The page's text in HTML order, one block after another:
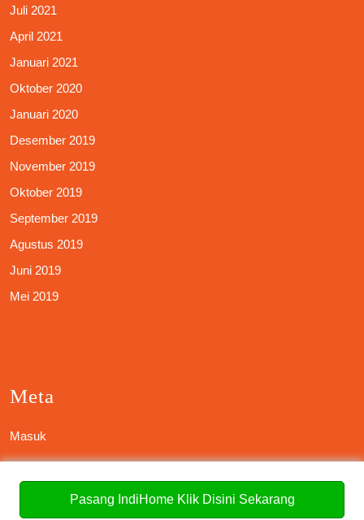
Juli 2021
April 2021
Januari 2021
Oktober 2020
Januari 2020
Desember 2019
November 2019
Oktober 2019
September 2019
Agustus 2019
Juni 2019
Mei 2019
Meta
Masuk
Pasang IndiHome Klik Disini Sekarang